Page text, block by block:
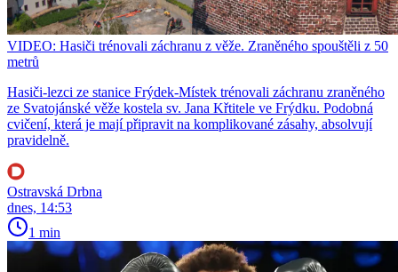
VIDEO: Hasiči trénovali záchranu z věže. Zraněného spouštěli z 50
metrů
Hasiči-lezci ze stanice Frýdek-Místek trénovali záchranu zraněného
ze Svatojánské věže kostela sv. Jana Křtitele ve Frýdku. Podobná
cvičení, která je mají připravit na komplikované zásahy, absolvují
pravidelně.
Ostravská Drbna
dnes, 14:53
1 min